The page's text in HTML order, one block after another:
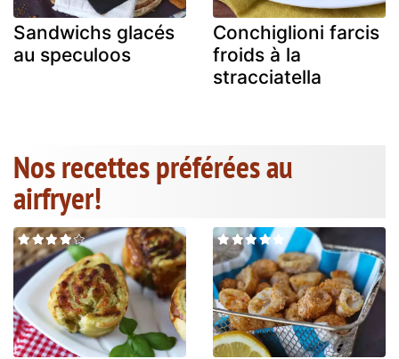
Sandwichs glacés
au speculoos
Conchiglioni farcis
froids à la
stracciatella
Nos recettes préférées au
airfryer!